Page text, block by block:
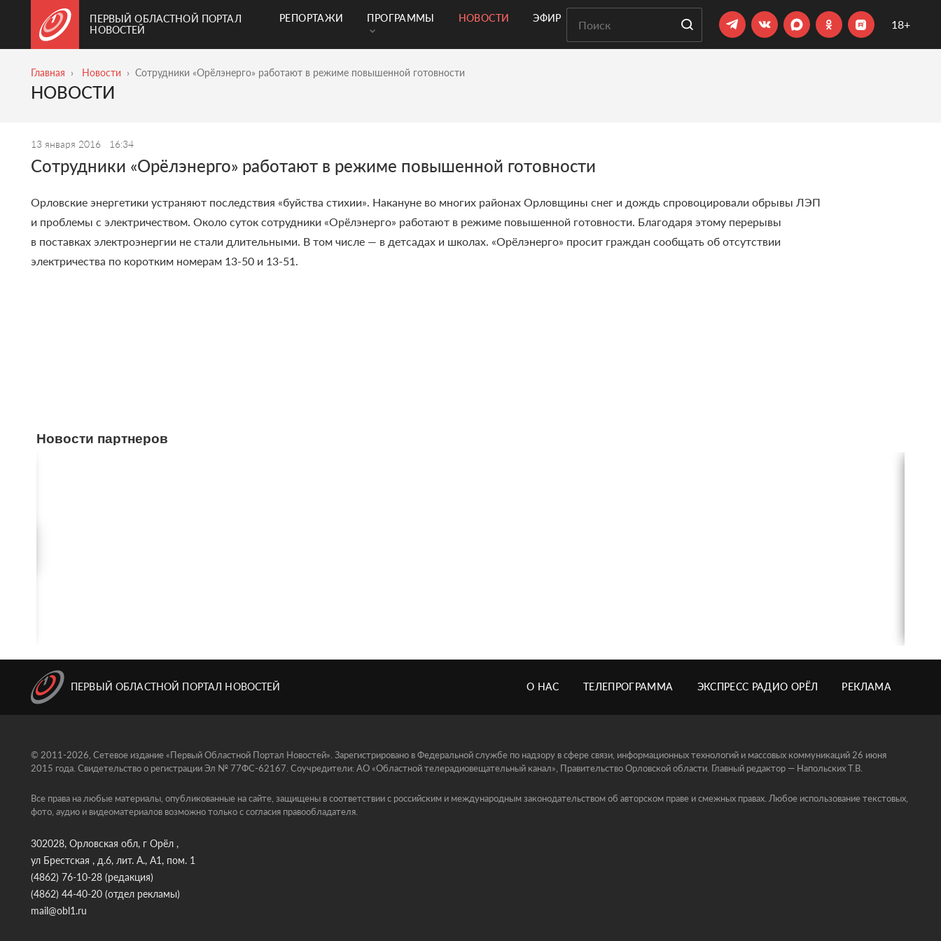
ПЕРВЫЙ ОБЛАСТНОЙ ПОРТАЛ
НОВОСТЕЙ
РЕПОРТАЖИ ПРОГРАММЫ НОВОСТИ ЭФИР 18+
Главная Новости Сотрудники «Орёлэнерго» работают в режиме повышенной готовности
НОВОСТИ
13 января 2016 16:34
Сотрудники «Орёлэнерго» работают в режиме повышенной готовности
Орловские энергетики устраняют последствия «буйства стихии». Накануне во многих районах Орловщины снег и дождь спровоцировали обрывы ЛЭП
и проблемы с электричеством. Около суток сотрудники «Орёлэнерго» работают в режиме повышенной готовности. Благодаря этому перерывы
в поставках электроэнергии не стали длительными. В том числе — в детсадах и школах. «Орёлэнерго» просит граждан сообщать об отсутствии
электричества по коротким номерам 13-50 и 13-51.
Новости партнеров
ПЕРВЫЙ ОБЛАСТНОЙ ПОРТАЛ НОВОСТЕЙ О НАС ТЕЛЕПРОГРАММА ЭКСПРЕСС РАДИО ОРЁЛ РЕКЛАМА
© 2011-2026, Сетевое издание «Первый Областной Портал Новостей». Зарегистрировано в Федеральной службе по надзору в сфере связи, информационных технологий и массовых коммуникаций 26 июня
2015 года. Свидетельство о регистрации Эл № 77ФС-62167. Соучредители: АО «Областной телерадиовещательный канал», Правительство Орловской области. Главный редактор — Напольских Т.В.
Все права на любые материалы, опубликованные на сайте, защищены в соответствии с российским и международным законодательством об авторском праве и смежных правах. Любое использование текстовых,
фото, аудио и видеоматериалов возможно только с согласия правообладателя.
302028, Орловская обл, г Орёл ,
ул Брестская , д.6, лит. А., А1, пом. 1
(4862) 76-10-28 (редакция)
(4862) 44-40-20 (отдел рекламы)
mail@obl1.ru